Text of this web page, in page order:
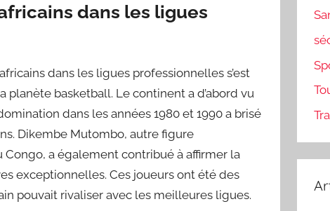
dans les ligues
africains dans les ligues professionnelles s’est
basketball. Le continent a d’abord vu
dans les années 1980 et 1990 a brisé
Dikembe Mutombo, autre figure
a également contribué à affirmer la
exceptionnelles. Ces joueurs ont été des
pouvait rivaliser avec les meilleures ligues.